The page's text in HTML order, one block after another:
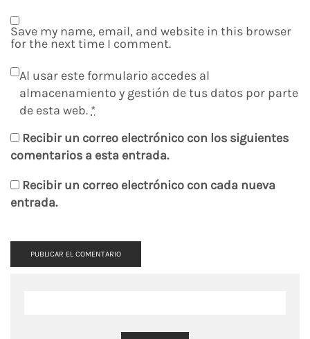
Save my name, email, and website in this browser
for the next time I comment.
Al usar este formulario accedes al
almacenamiento y gestión de tus datos por parte
de esta web. *
Recibir un correo electrónico con los siguientes
comentarios a esta entrada.
Recibir un correo electrónico con cada nueva
entrada.